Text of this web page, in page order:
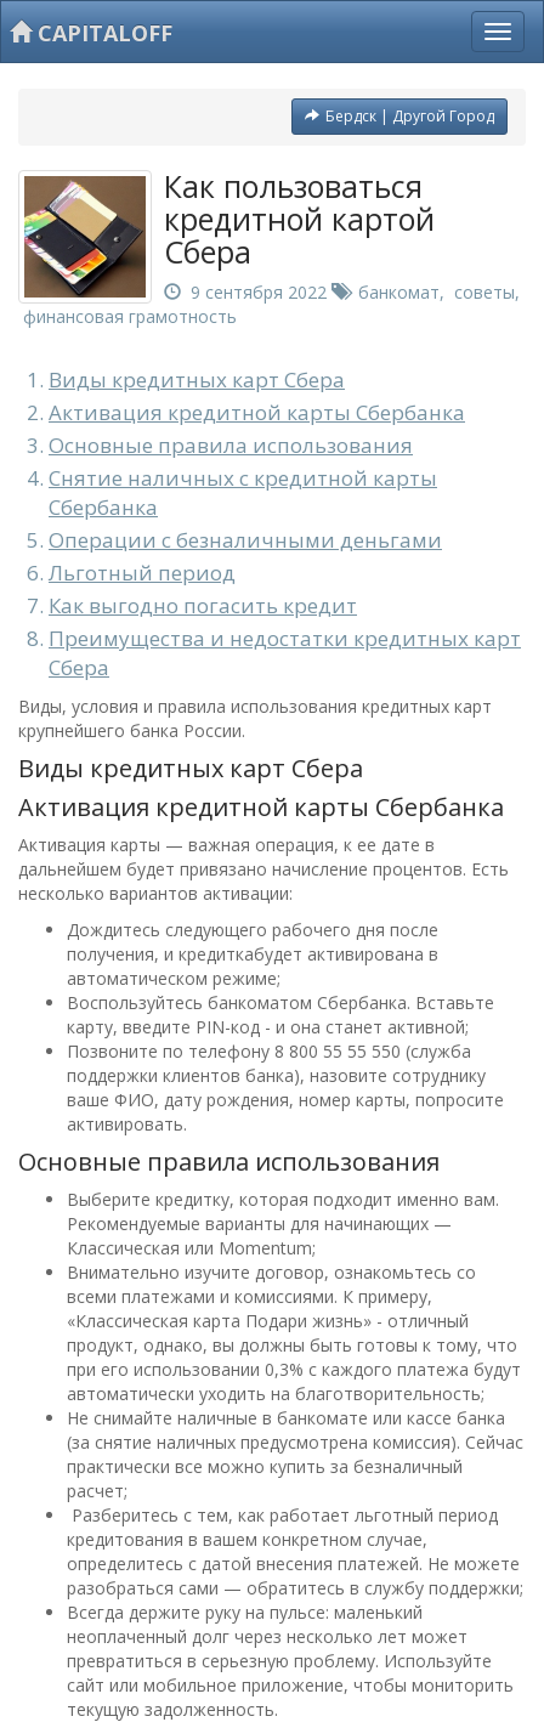
CAPITALOFF
Бердск | Другой Город
Как пользоваться
кредитной картой
Сбера
9 сентября 2022 банкомат, советы,
финансовая грамотность
Виды кредитных карт Сбера
Активация кредитной карты Сбербанка
Основные правила использования
Снятие наличных с кредитной карты
Сбербанка
Операции с безналичными деньгами
Льготный период
Как выгодно погасить кредит
Преимущества и недостатки кредитных карт
Сбера
Виды, условия и правила использования кредитных карт
крупнейшего банка России.
Виды кредитных карт Сбера
Активация кредитной карты Сбербанка
Активация карты — важная операция, к ее дате в
дальнейшем будет привязано начисление процентов. Есть
несколько вариантов активации:
Дождитесь следующего рабочего дня после
получения, и кредиткабудет активирована в
автоматическом режиме;
Воспользуйтесь банкоматом Сбербанка. Вставьте
карту, введите PIN-код - и она станет активной;
Позвоните по телефону 8 800 55 55 550 (служба
поддержки клиентов банка), назовите сотруднику
ваше ФИО, дату рождения, номер карты, попросите
активировать.
Основные правила использования
Выберите кредитку, которая подходит именно вам.
Рекомендуемые варианты для начинающих —
Классическая или Momentum;
Внимательно изучите договор, ознакомьтесь со
всеми платежами и комиссиями. К примеру,
«Классическая карта Подари жизнь» - отличный
продукт, однако, вы должны быть готовы к тому, что
при его использовании 0,3% с каждого платежа будут
автоматически уходить на благотворительность;
Не снимайте наличные в банкомате или кассе банка
(за снятие наличных предусмотрена комиссия). Сейчас
практически все можно купить за безналичный
расчет;
Разберитесь с тем, как работает льготный период
кредитования в вашем конкретном случае,
определитесь с датой внесения платежей. Не можете
разобраться сами — обратитесь в службу поддержки;
Всегда держите руку на пульсе: маленький
неоплаченный долг через несколько лет может
превратиться в серьезную проблему. Используйте
сайт или мобильное приложение, чтобы мониторить
текущую задолженность.